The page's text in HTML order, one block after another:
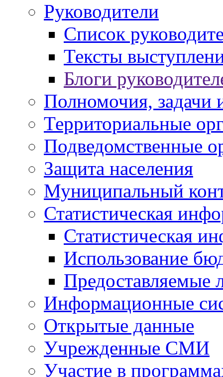
Руководители
Список
Тексты
Блоги
Полномочия, задачи
Территориальные
Подведомственные
Защита населения
Муниципальный
Статистическая
Статистическая
Использование
Предоставляемые
Информационные
Открытые данные
Учрежденные СМИ
Участие в